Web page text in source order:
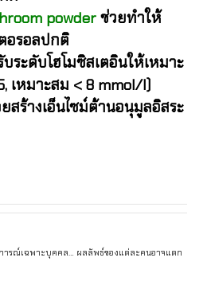
powder ช่วยทำให้
อรอลปกติ
บระดับโฮโมซิสเตอินให้เหมาะ
เหมาะสม < 8 mmol/l)
สร้างเอ็นไซม์ต้านอนุมูลอิสระ
รณ์เฉพาะบุคคล… ผลลัพธ์ของแต่ละคนอาจแตก